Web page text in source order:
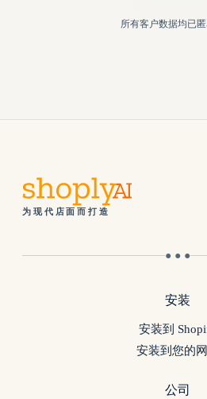
所有客户数据均已匿
为现代店面而打造
● ● ●
安装
安装到
安装到您的
公司